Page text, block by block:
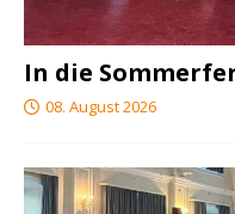
In die
08. August 2026